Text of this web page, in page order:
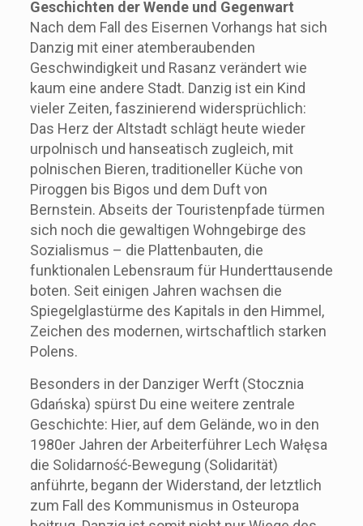
Geschichten der Wende und Gegenwart
Nach dem Fall des Eisernen Vorhangs hat sich
Danzig mit einer atemberaubenden
Geschwindigkeit und Rasanz verändert wie
kaum eine andere Stadt. Danzig ist ein Kind
vieler Zeiten, faszinierend widersprüchlich:
Das Herz der Altstadt schlägt heute wieder
urpolnisch und hanseatisch zugleich, mit
polnischen Bieren, traditioneller Küche von
Piroggen bis Bigos und dem Duft von
Bernstein. Abseits der Touristenpfade türmen
sich noch die gewaltigen Wohngebirge des
Sozialismus – die Plattenbauten, die
funktionalen Lebensraum für Hunderttausende
boten. Seit einigen Jahren wachsen die
Spiegelglastürme des Kapitals in den Himmel,
Zeichen des modernen, wirtschaftlich starken
Polens.
Besonders in der Danziger Werft (Stocznia
Gdańska) spürst Du eine weitere zentrale
Geschichte: Hier, auf dem Gelände, wo in den
1980er Jahren der Arbeiterführer Lech Wałęsa
die Solidarność-Bewegung (Solidarität)
anführte, begann der Widerstand, der letztlich
zum Fall des Kommunismus in Osteuropa